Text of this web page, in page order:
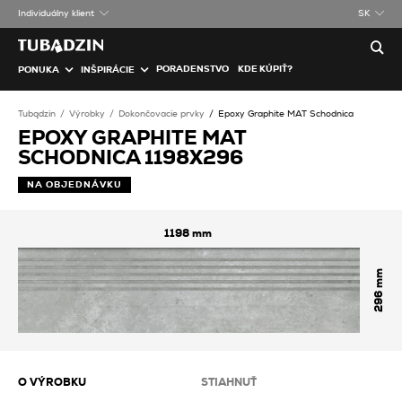
Individuálny klient SK
PONUKA INŠPIRÁCIE PORADENSTVO KDE KÚPIŤ?
Tubądzin Výrobky Dokončovacie prvky Epoxy Graphite MAT Schodnica
EPOXY GRAPHITE MAT
SCHODNICA 1198X296
NA OBJEDNÁVKU
1198
296
O VÝROBKU STIAHNUŤ